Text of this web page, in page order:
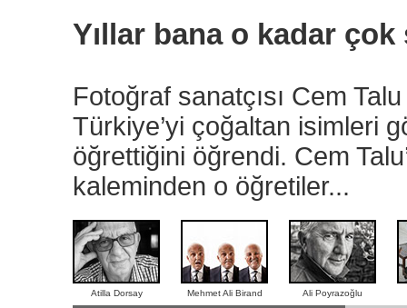
Yıllar bana o kadar
Fotoğraf sanatçısı Cem
Türkiye’yi çoğaltan isimleri
öğrettiğini öğrendi. Cem
kaleminden o öğretiler...
Atilla Dorsay Mehmet Ali Birand Ali Poyrazoğlu